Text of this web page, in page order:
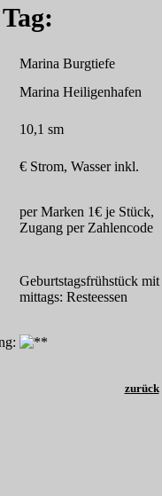
Marina Burgtiefe
Marina Heiligenhafen
10,1 sm
€ Strom, Wasser inkl.
per Marken 1€ je Stück,
Zugang per Zahlencode
Geburtstagsfrühstück
mittags: Resteessen
zurück